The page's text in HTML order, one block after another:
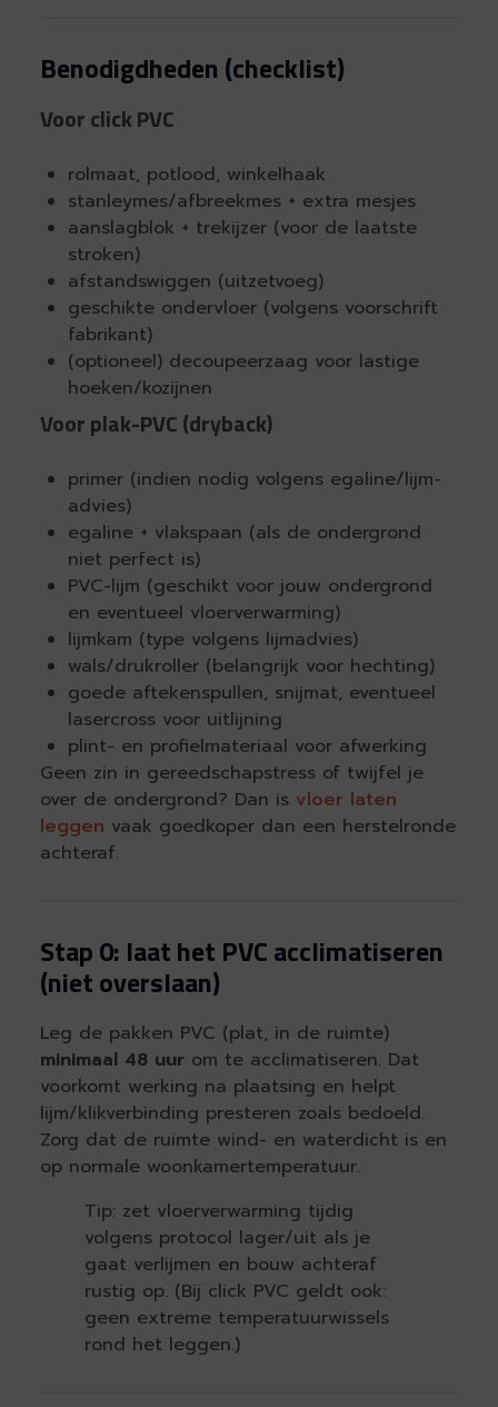
Benodigdheden (checklist)
Voor click PVC
rolmaat, potlood, winkelhaak
stanleymes/afbreekmes + extra mesjes
aanslagblok + trekijzer (voor de laatste
stroken)
afstandswiggen (uitzetvoeg)
geschikte ondervloer (volgens voorschrift
fabrikant)
(optioneel) decoupeerzaag voor lastige
hoeken/kozijnen
Voor plak-PVC (dryback)
primer (indien nodig volgens egaline/lijm-
advies)
egaline + vlakspaan (als de ondergrond
niet perfect is)
PVC-lijm (geschikt voor jouw ondergrond
en eventueel vloerverwarming)
lijmkam (type volgens lijmadvies)
wals/drukroller (belangrijk voor hechting)
goede aftekenspullen, snijmat, eventueel
lasercross voor uitlijning
plint- en profielmateriaal voor afwerking
Geen zin in gereedschapstress of twijfel je
over de ondergrond? Dan is vloer laten
leggen vaak goedkoper dan een herstelronde
achteraf.
Stap 0: laat het PVC acclimatiseren
(niet overslaan)
Leg de pakken PVC (plat, in de ruimte)
minimaal 48 uurom te acclimatiseren. Dat
voorkomt werking na plaatsing en helpt
lijm/klikverbinding presteren zoals bedoeld.
Zorg dat de ruimte wind- en waterdicht is en
op normale woonkamertemperatuur.
Tip: zet vloerverwarming tijdig
volgens protocol lager/uit als je
gaat verlijmen en bouw achteraf
rustig op. (Bij click PVC geldt ook:
geen extreme temperatuurwissels
rond het leggen.)